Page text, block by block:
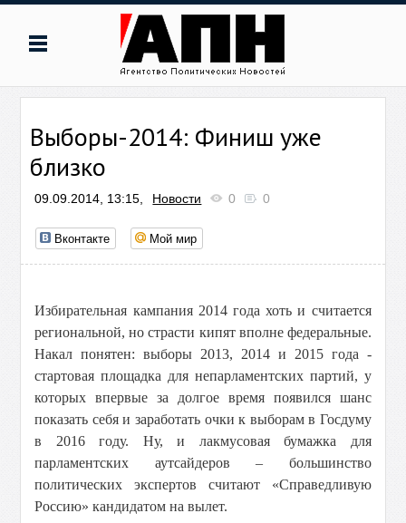
Выборы-2014: Финиш уже
близко
09.09.2014, 13:15, Новости 0 0
Вконтакте Мой мир
Избирательная кампания 2014 года хоть и считается
региональной, но страсти кипят вполне федеральные.
Накал понятен: выборы 2013, 2014 и 2015 года -
стартовая площадка для непарламентских партий, у
которых впервые за долгое время появился шанс
показать себя и заработать очки к выборам в Госдуму
в 2016 году. Ну, и лакмусовая бумажка для
парламентских аутсайдеров – большинство
политических экспертов считают «Справедливую
Россию» кандидатом на вылет.